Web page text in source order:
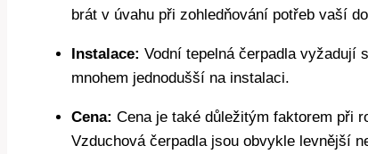
brát v úvahu při zohledňování potřeb vaší
Instalace: Vodní tepelná čerpadla vyžadují
mnohem jednodušší na instalaci.
Cena: Cena je také důležitým faktorem při
Vzduchová čerpadla jsou obvykle levnější